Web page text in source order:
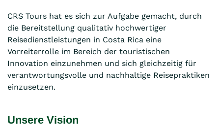
CRS Tours hat es sich zur Aufgabe gemacht, durch
die Bereitstellung qualitativ hochwertiger
Reisedienstleistungen in Costa Rica eine
Vorreiterrolle im Bereich der touristischen
Innovation einzunehmen und sich gleichzeitig für
verantwortungsvolle und nachhaltige Reisepraktiken
einzusetzen.
Unsere Vision